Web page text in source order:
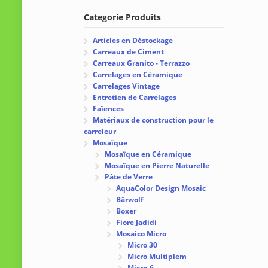
Categorie Produits
Articles en Déstockage
Carreaux de Ciment
Carreaux Granito - Terrazzo
Carrelages en Céramique
Carrelages Vintage
Entretien de Carrelages
Faïences
Matériaux de construction pour le
carreleur
Mosaïque
Mosaïque en Céramique
Mosaïque en Pierre Naturelle
Pâte de Verre
AquaColor Design Mosaic
Bärwolf
Boxer
Fiore Jadidi
Mosaico Micro
Micro 30
Micro Multiplem